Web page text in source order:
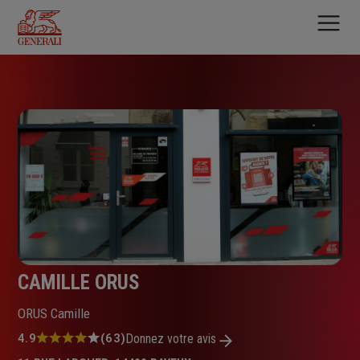
contenu
principal
CAMILLE ORUS
ORUS Camille
Note
4.9 (63)Donnez votre avis